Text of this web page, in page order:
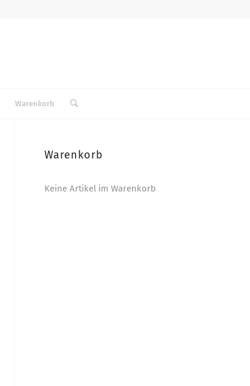
Warenkorb
Warenkorb
Keine Artikel im Warenkorb